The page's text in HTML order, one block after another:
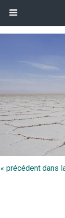
« précédent dans